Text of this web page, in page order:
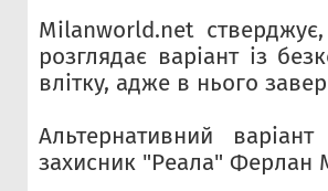
Milanworld.net
розглядає варіант із
влітку, адже в нього
Альтернативний
захисник "Реала" Ферлан